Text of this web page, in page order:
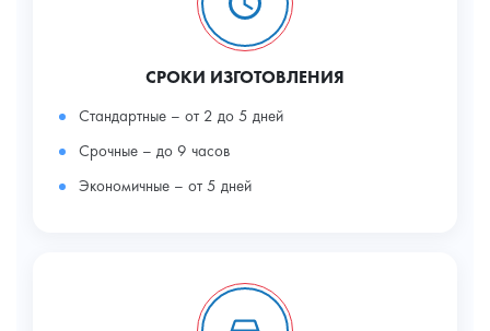
СРОКИ ИЗГОТОВЛЕНИЯ
Стандартные – от 2 до 5 дней
Срочные – до 9 часов
Экономичные – от 5 дней